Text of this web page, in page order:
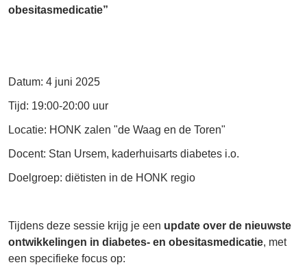
obesitasmedicatie”
Datum: 4 juni 2025
Tijd: 19:00-20:00 uur
Locatie: HONK zalen "de Waag en de Toren"
Docent: Stan Ursem, kaderhuisarts diabetes i.o.
Doelgroep: diëtisten in de HONK regio
Tijdens deze sessie krijg je een update over de nieuwste
ontwikkelingen in diabetes- en obesitasmedicatie, met
een specifieke focus op: